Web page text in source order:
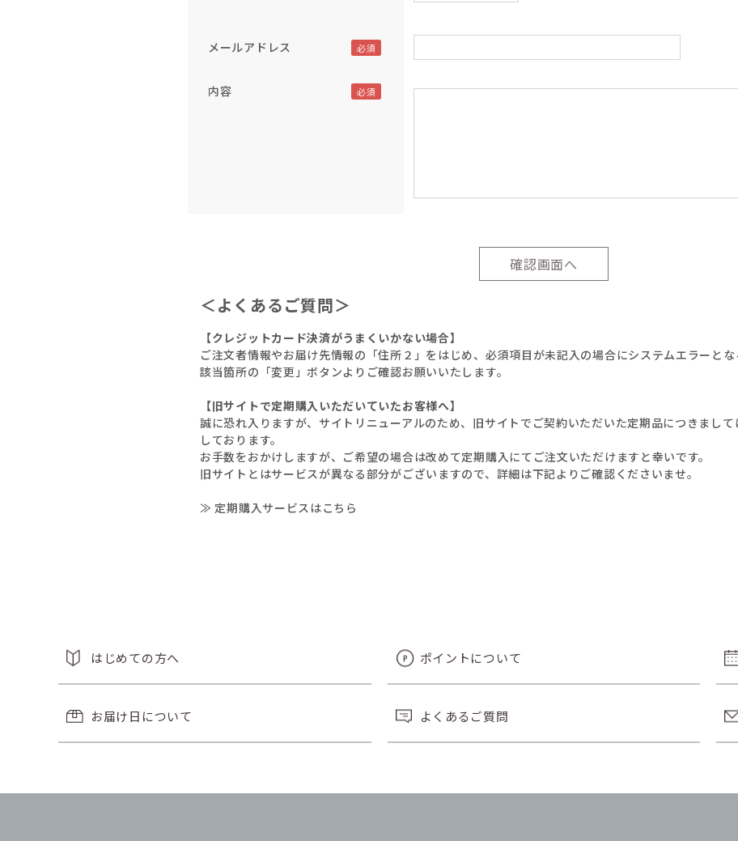
メールアドレス
内容
＜よくあるご質問＞
【クレジットカード決済がうまくいかない場合】
ご注文者情報やお届け先情報の「住所２」をはじめ、必須項目が未記入の場合にシステムエラーとな
該当箇所の「変更」ボタンよりご確認お願いいたします。
【旧サイトで定期購入いただいていたお客様へ】
誠に恐れ入りますが、サイトリニューアルのため、旧サイトでご契約いただいた定期品につきまし
しております。
お手数をおかけしますが、ご希望の場合は改めて定期購入にてご注文いただけますと幸いです。
旧サイトとはサービスが異なる部分がございますので、詳細は下記よりご確認くださいませ。
≫ 定期購入サービスはこちら
はじめての方へ ポイントについて
お届け日について よくあるご質問